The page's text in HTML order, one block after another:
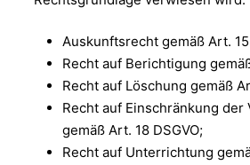
Auskunftsrecht gemäß Art. 15
Recht auf Berichtigung
Recht auf Löschung gemäß
Recht auf Einschränkung der
gemäß Art. 18 DSGVO;
Recht auf Unterrichtung